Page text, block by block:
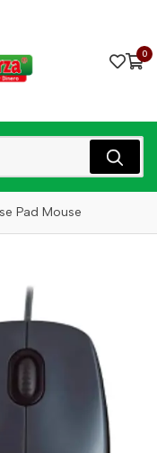
0
Pad Mouse